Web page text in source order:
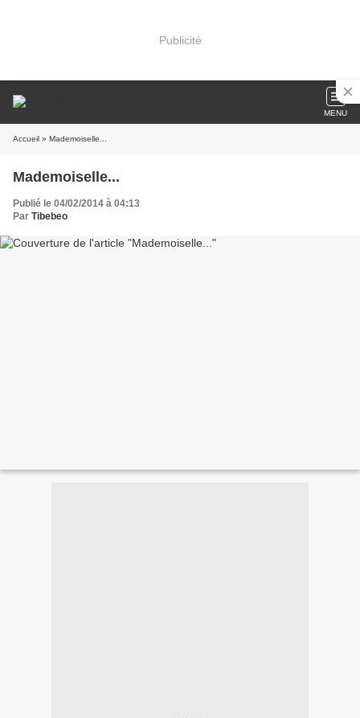
Publicité
MENU
Accueil » Mademoiselle...
Mademoiselle...
Publié le 04/02/2014 à 04:13
Par Tibebeo